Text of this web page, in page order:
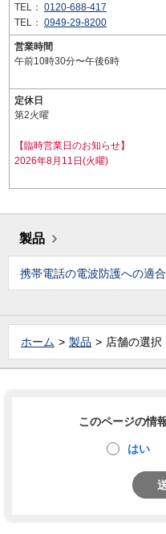
TEL： 0120-688-417
TEL： 0949-29-8200
営業時間
午前10時30分〜午後6時
定休日
第2火曜
【臨時営業日のお知らせ】
2026年8月11日(火曜)
製品
携帯電話の電波防護への適
ホーム 製品 店舗の選択
このページの情
はい